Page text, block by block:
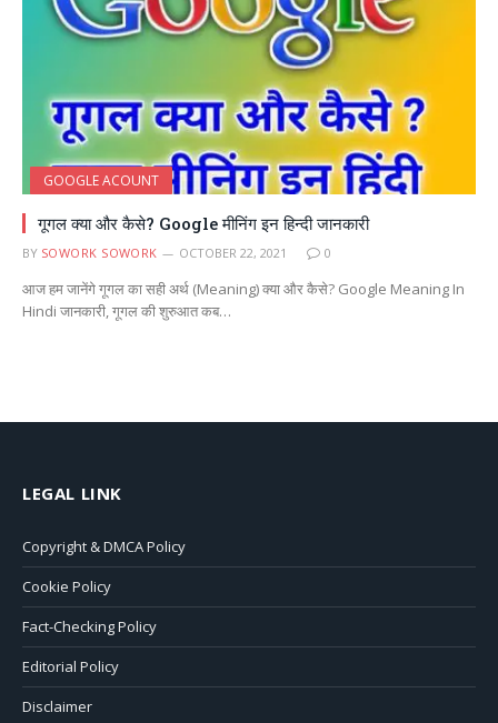
GOOGLE ACOUNT
गूगल क्या और कैसे? Google मीनिंग इन हिन्दी जानकारी
BY SOWORK SOWORK OCTOBER 22, 2021 0
आज हम जानेंगे गूगल का सही अर्थ (Meaning) क्या और कैसे? Google Meaning In
Hindi जानकारी, गूगल की शुरुआत कब…
LEGAL LINK
Copyright & DMCA Policy
Cookie Policy
Fact-Checking Policy
Editorial Policy
Disclaimer